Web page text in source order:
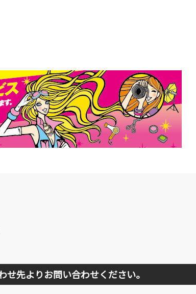
先よりお問い合わせください。